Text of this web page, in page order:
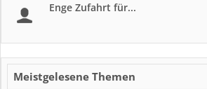
Enge Zufahrt für...
Meistgelesene Themen